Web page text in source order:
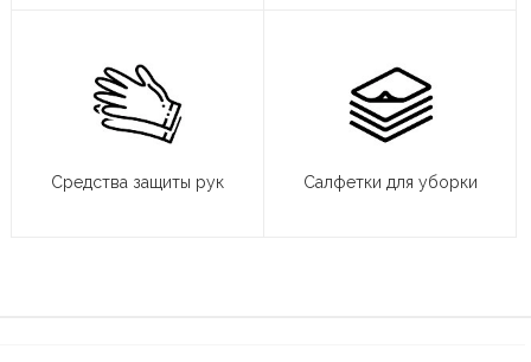
Средства защиты рук Салфетки для уборки